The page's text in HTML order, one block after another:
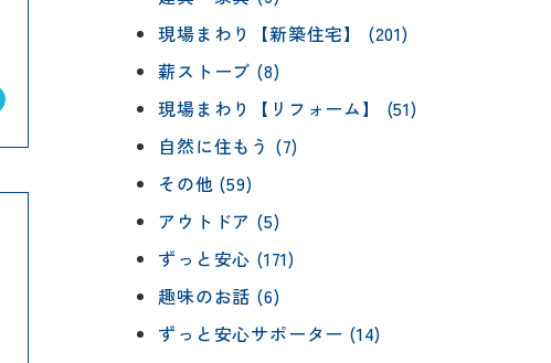
現場まわり【新築住宅】 (201)
薪ストーブ (8)
現場まわり【リフォーム】 (51)
自然に住もう (7)
その他 (59)
アウトドア (5)
ずっと安心 (171)
趣味のお話 (6)
ずっと安心サポーター (14)